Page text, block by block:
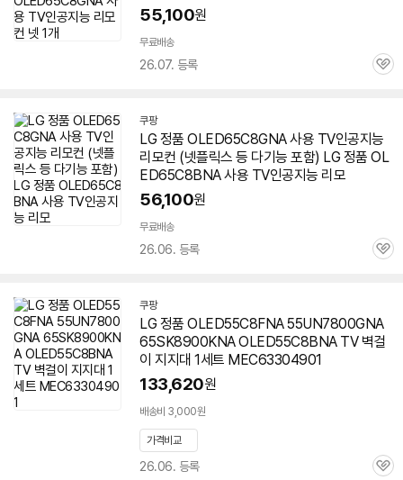
55,100원
무료배송
26.07. 등록
관
쿠팡
LG 정품 OLED65C8GNA 사용 TV인공지능
리모컨 (넷플릭스 등 다기능 포함) LG 정품 OL
ED65C8BNA 사용 TV인공지능 리모
56,100원
무료배송
26.06. 등록
관
쿠팡
LG 정품 OLED55C8FNA 55UN7800GNA
65SK8900KNA OLED55C8BNA TV 벽걸
이 지지대 1세트 MEC63304901
133,620원
배송비 3,000원
가격비교
26.06. 등록
관